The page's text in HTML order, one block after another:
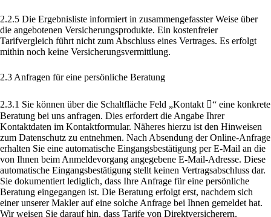
2.2.5 Die Ergebnisliste informiert in zusammengefasster Weise über
die angebotenen Versicherungsprodukte. Ein kostenfreier
Tarifvergleich führt nicht zum Abschluss eines Vertrages. Es erfolgt
mithin noch keine Versicherungsvermittlung.
2.3 Anfragen für eine persönliche Beratung
2.3.1 Sie können über die Schaltfläche Feld „Kontakt “ eine konkrete
Beratung bei uns anfragen. Dies erfordert die Angabe Ihrer
Kontaktdaten im Kontaktformular. Näheres hierzu ist den Hinweisen
zum Datenschutz zu entnehmen. Nach Absendung der Online-Anfrage
erhalten Sie eine automatische Eingangsbestätigung per E-Mail an die
von Ihnen beim Anmeldevorgang angegebene E-Mail-Adresse. Diese
automatische Eingangsbestätigung stellt keinen Vertragsabschluss dar.
Sie dokumentiert lediglich, dass Ihre Anfrage für eine persönliche
Beratung eingegangen ist. Die Beratung erfolgt erst, nachdem sich
einer unserer Makler auf eine solche Anfrage bei Ihnen gemeldet hat.
Wir weisen Sie darauf hin, dass Tarife von Direktversicherern,